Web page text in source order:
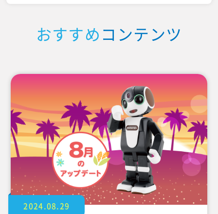
おすすめコンテンツ
2024.08.29